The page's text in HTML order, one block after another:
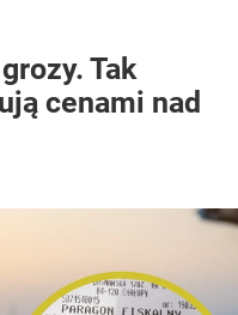
Tak
cenami nad